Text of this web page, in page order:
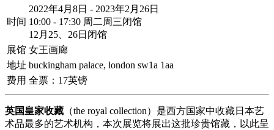
时间
2022年4月8日 - 2023年2月26日
10:00 - 17:30 周二周三闭馆
12月25、26日闭馆
展馆 女王画廊
地址 buckingham palace, london sw1a 1aa
费用 全票：17英镑
英国皇家收藏 （the royal collection）是西方国家中收藏日本艺
术品最多的艺术机构，本次展览将展出这批珍贵馆藏，以此呈